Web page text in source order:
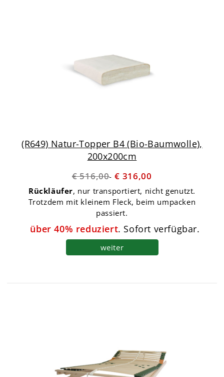
(R649) Natur-Topper B4 (Bio-Baumwolle),
200x200cm
€ 516,00 € 316,00
Rückläufer, nur transportiert, nicht genutzt.
Trotzdem mit kleinem Fleck, beim umpacken
passiert.
über 40% reduziert. Sofort verfügbar.
weiter